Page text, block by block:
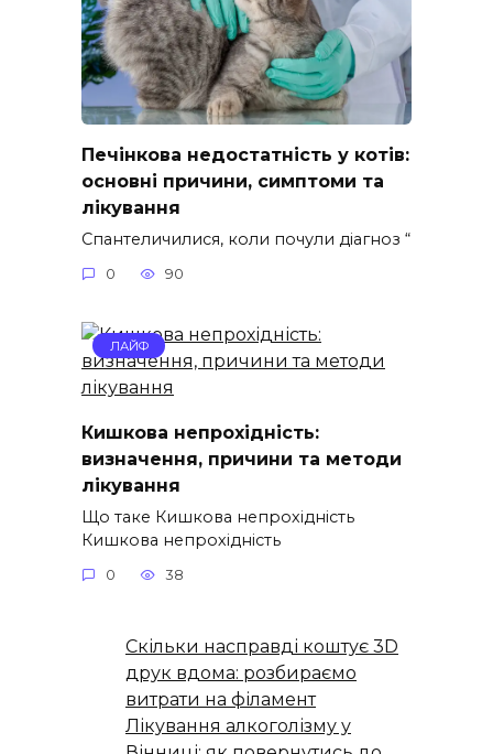
Печінкова недостатність у котів:
основні причини, симптоми та
лікування
Спантеличилися, коли почули діагноз “
0 90
ЛАЙФ
Кишкова непрохідність:
визначення, причини та методи
лікування
Що таке Кишкова непрохідність
Кишкова непрохідність
0 38
Скільки насправді коштує 3D
друк вдома: розбираємо
витрати на філамент
Лікування алкоголізму у